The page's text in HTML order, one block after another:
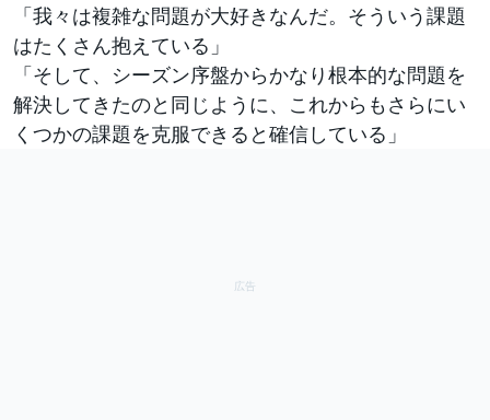
「我々は複雑な問題が大好きなんだ。そういう課題
はたくさん抱えている」
「そして、シーズン序盤からかなり根本的な問題を
解決してきたのと同じように、これからもさらにい
くつかの課題を克服できると確信している」